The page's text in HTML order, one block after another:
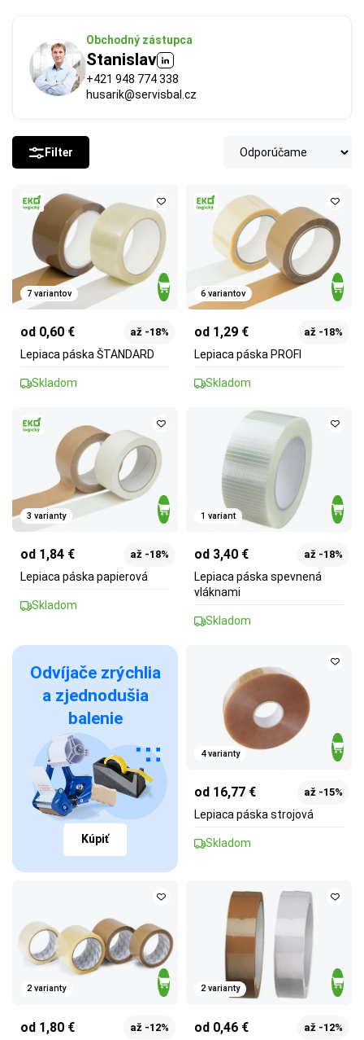
Obchodný zástupca
Stanislav
+421 948 774 338
husarik@servisbal.cz
Filter
7 variantov
od 0,60 € až -18%
Lepiaca páska ŠTANDARD
Skladom
6 variantov
od 1,29 € až -18%
Lepiaca páska PROFI
Skladom
3 varianty
od 1,84 € až -18%
Lepiaca páska papierová
Skladom
1 variant
od 3,40 € až -18%
Lepiaca páska spevnená
vláknami
Skladom
Odvíjače zrýchlia
a zjednodušia
balenie
Kúpiť
4 varianty
od 16,77 € až -15%
Lepiaca páska strojová
Skladom
2 varianty
od 1,80 € až -12%
2 varianty
od 0,46 € až -12%